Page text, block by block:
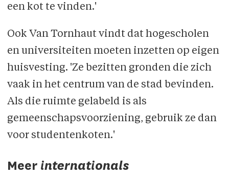
een kot te vinden.'
Ook Van Tornhaut vindt dat hogescholen
en universiteiten moeten inzetten op eigen
huisvesting. 'Ze bezitten gronden die zich
vaak in het centrum van de stad bevinden.
Als die ruimte gelabeld is als
gemeenschaps­voorziening, gebruik ze dan
voor studenten­koten.'
Meer internationals